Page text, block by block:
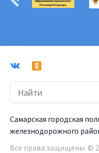
Самарская городская
железнодорожного
Все права защищены. ©